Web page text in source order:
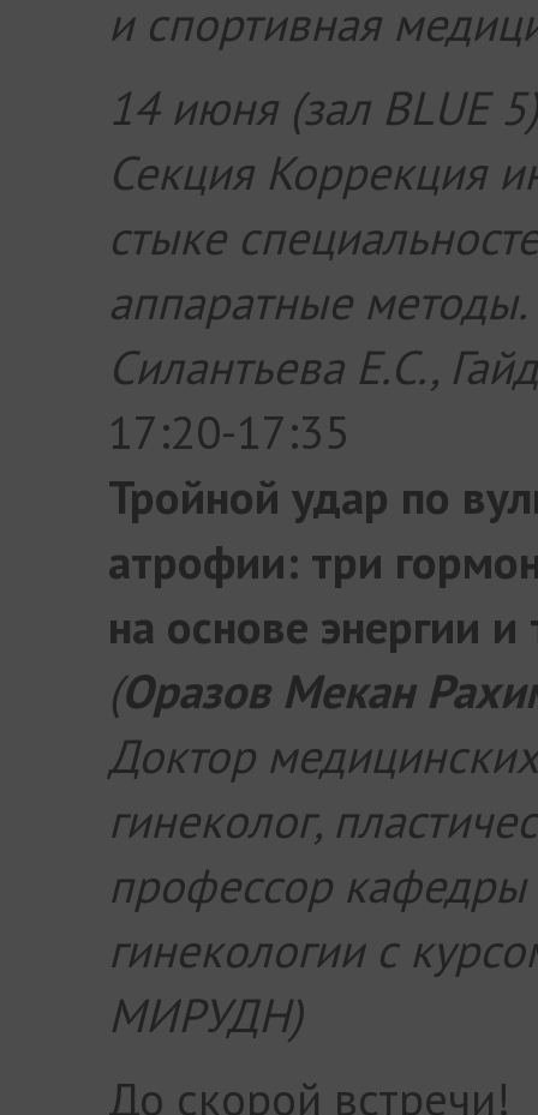
и спортивная
14 июня (зал BLUE 5)
Секция Коррекция
стыке
аппаратные
Силантьева Е.С.,
17:20-17:35
Тройной удар по
атрофии: три
на основе энергии
(Оразов Мекан
Доктор
гинеколог,
профессор кафедры
гинекологии с
МИРУДН)
До скорой встречи!